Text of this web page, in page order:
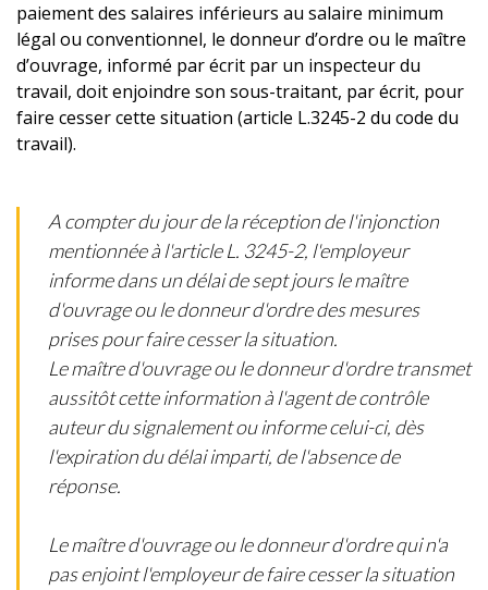
paiement des salaires inférieurs au salaire minimum
légal ou conventionnel, le donneur d’ordre ou le maître
d’ouvrage, informé par écrit par un inspecteur du
travail, doit enjoindre son sous-traitant, par écrit, pour
faire cesser cette situation (article L.3245-2 du code du
travail).
A compter du jour de la réception de l'injonction
mentionnée à l'article L. 3245-2, l'employeur
informe dans un délai de sept jours le maître
d'ouvrage ou le donneur d'ordre des mesures
prises pour faire cesser la situation.
Le maître d'ouvrage ou le donneur d'ordre transmet
aussitôt cette information à l'agent de contrôle
auteur du signalement ou informe celui-ci, dès
l'expiration du délai imparti, de l'absence de
réponse.
Le maître d'ouvrage ou le donneur d'ordre qui n'a
pas enjoint l'employeur de faire cesser la situation